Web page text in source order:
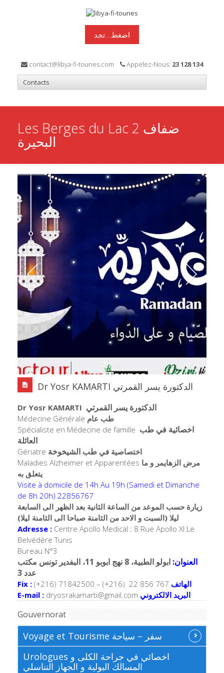
اضغط...تجد
contact@libya-fi-tounes.com Appelez-Nous: 23 128 134
Les Berges du Lac 2 ضفاف
البحيرة
Dr Yosr KAMARTI الدكتورة يسر القمرتي
Dr Yosr KAMARTI الدكتورة يسر القمرتي
Médecine Générale طب عام
Spécialiste en Médecine de famille اخصائية في طب
العائلة
Gériatre اختصاصية في طب الشيخوخة
Maladies Alzheimer et Apparentées مرض الزهايمر و ما
يتعلق به
Visite à domicile de 14h Au 19h (Samedi et Dimanche
de 8h 20h) 22856767
زيارة حسب الموعد من الساعة الثانية بعد الظهر الى السابعة
Adresse : Centre Apollo Medical : 8 Rue Apollo XI Le
Belvédère Tunis
Bureau N°3
العنوان:
ابولو الطبية، 8 نهج ابوبو 11، البفدير تونس مكتب
عدد 3
Fix : (+216) 71842500 – (+216) 22 856 767 الهاتف
E-mail : dryosrakamarti@gmail.com البريد الالكتروني
Gouvernorat
Voyage et Tourisme سفر – سياحة
Urologues اخصائي في جراحة الكلى و
المسالك البولية و الجهاز التناسلي